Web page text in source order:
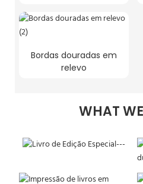
Bordas douradas em
relevo
WHAT